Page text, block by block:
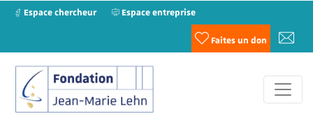
Espace chercheur Espace entreprise
Faites un don